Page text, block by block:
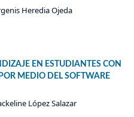
Heredia Ojeda
EN ESTUDIANTES CON
MEDIO DEL SOFTWARE
López Salazar